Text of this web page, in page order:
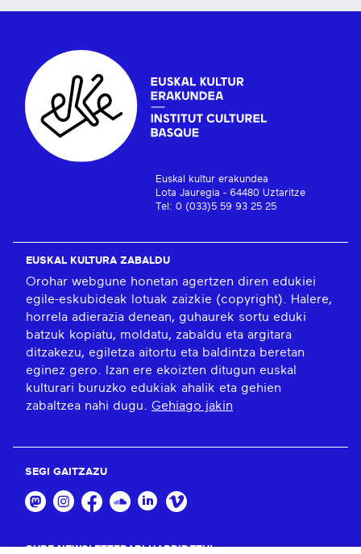
Euskal kultur erakundea
Lota Jauregia - 64480 Uztaritze
Tel: 0 (033)5 59 93 25 25
EUSKAL KULTURA ZABALDU
Orohar webgune honetan agertzen diren edukiei
egile-eskubideak lotuak zaizkie (copyright). Halere,
horrela adierazia denean, guhaurek sortu eduki
batzuk kopiatu, moldatu, zabaldu eta argitara
ditzakezu, egiletza aitortu eta baldintza beretan
eginez gero. Izan ere ekoizten ditugun euskal
kulturari buruzko edukiak ahalik eta gehien
zabaltzea nahi dugu. Gehiago jakin
SEGI GAITZAZU
GURE NEWSLETTERARI HARPIDETU!